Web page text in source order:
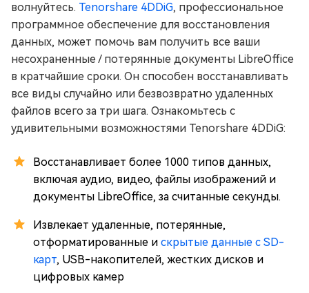
волнуйтесь. Tenorshare 4DDiG, профессиональное
программное обеспечение для восстановления
данных, может помочь вам получить все ваши
несохраненные / потерянные документы LibreOffice
в кратчайшие сроки. Он способен восстанавливать
все виды случайно или безвозвратно удаленных
файлов всего за три шага. Ознакомьтесь с
удивительными возможностями Tenorshare 4DDiG:
Восстанавливает более 1000 типов данных,
включая аудио, видео, файлы изображений и
документы LibreOffice, за считанные секунды.
Извлекает удаленные, потерянные,
отформатированные и скрытые данные с SD-
карт, USB-накопителей, жестких дисков и
цифровых камер